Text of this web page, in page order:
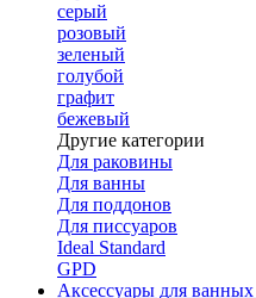
серый
розовый
зеленый
голубой
графит
бежевый
Другие категории
Для раковины
Для ванны
Для поддонов
Для писсуаров
Ideal Standard
GPD
Аксессуары для